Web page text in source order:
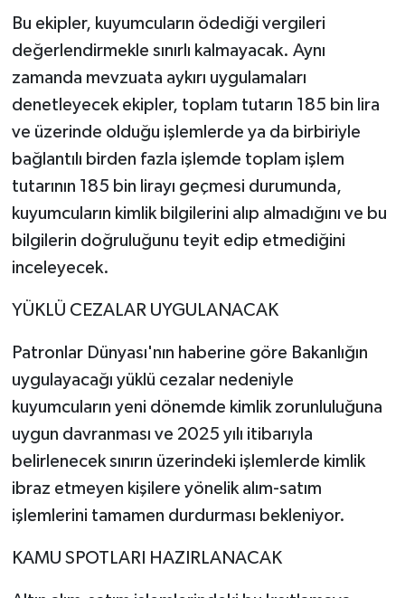
Bu ekipler, kuyumcuların ödediği vergileri
değerlendirmekle sınırlı kalmayacak. Aynı
zamanda mevzuata aykırı uygulamaları
denetleyecek ekipler, toplam tutarın 185 bin lira
ve üzerinde olduğu işlemlerde ya da birbiriyle
bağlantılı birden fazla işlemde toplam işlem
tutarının 185 bin lirayı geçmesi durumunda,
kuyumcuların kimlik bilgilerini alıp almadığını ve bu
bilgilerin doğruluğunu teyit edip etmediğini
inceleyecek.
YÜKLÜ CEZALAR UYGULANACAK
Patronlar Dünyası'nın haberine göre Bakanlığın
uygulayacağı yüklü cezalar nedeniyle
kuyumcuların yeni dönemde kimlik zorunluluğuna
uygun davranması ve 2025 yılı itibarıyla
belirlenecek sınırın üzerindeki işlemlerde kimlik
ibraz etmeyen kişilere yönelik alım-satım
işlemlerini tamamen durdurması bekleniyor.
KAMU SPOTLARI HAZIRLANACAK